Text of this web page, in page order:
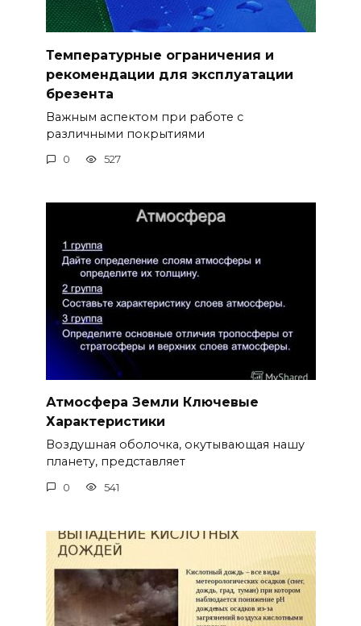
Температурные ограничения и
рекомендации для эксплуатации
брезента
Важным аспектом при работе с
различными покрытиями
0 527
Атмосфера Земли Ключевые
Характеристики
Воздушная оболочка, окутывающая нашу
планету, представляет
0 541